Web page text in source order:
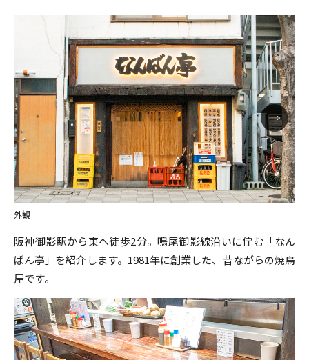
外観
阪神御影駅から東へ徒歩2分。鳴尾御影線沿いに佇む「なん
ばん亭」を紹介します。1981年に創業した、昔ながらの焼鳥
屋です。